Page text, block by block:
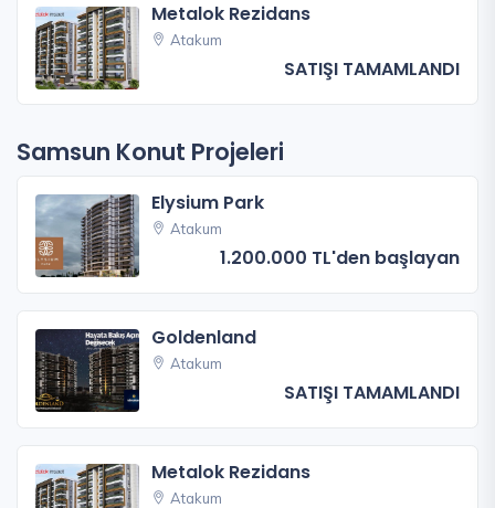
Metalok Rezidans
Atakum
SATIŞI TAMAMLANDI
Samsun Konut Projeleri
Elysium Park
Atakum
1.200.000 TL'den başlayan
Goldenland
Atakum
SATIŞI TAMAMLANDI
Metalok Rezidans
Atakum